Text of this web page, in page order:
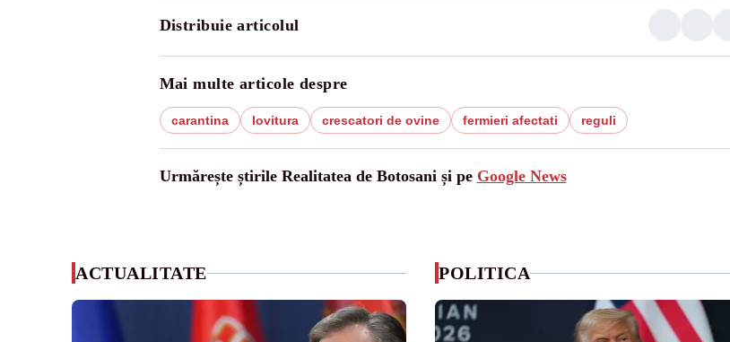
Distribuie articolul
Mai multe articole despre
carantina lovitura crescatori de ovine fermieri afectati reguli
Urmărește știrile Realitatea de Botosani și pe Google News
ACTUALITATE POLITICA